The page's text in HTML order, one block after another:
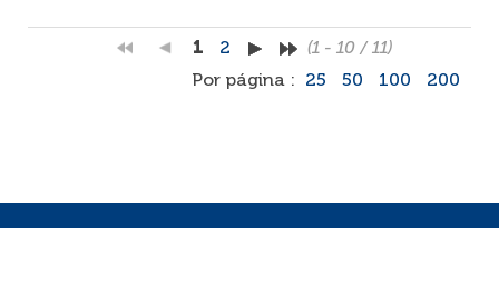
1 2
(1 - 10 / 11)
Por página :
25 50 100 200